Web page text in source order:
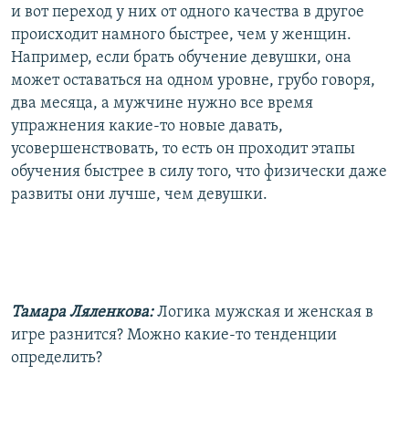
и вот переход у них от одного качества в другое
происходит намного быстрее, чем у женщин.
Например, если брать обучение девушки, она
может оставаться на одном уровне, грубо говоря,
два месяца, а мужчине нужно все время
упражнения какие-то новые давать,
усовершенствовать, то есть он проходит этапы
обучения быстрее в силу того, что физически даже
развиты они лучше, чем девушки.
Тамара Ляленкова:Логика мужская и женская в
игре разнится? Можно какие-то тенденции
определить?